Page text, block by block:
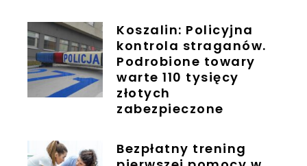
Koszalin: Policyjna
kontrola straganów.
Podrobione towary
warte 110 tysięcy
złotych
zabezpieczone
Bezpłatny trening